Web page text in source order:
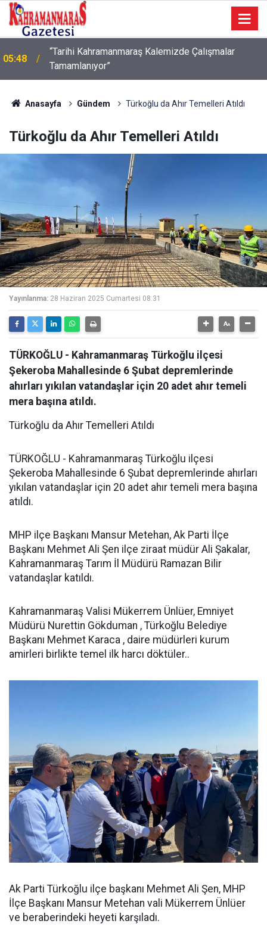
05:42 TDV Gönüllüsü mobil uygulama
Anasayfa Gündem Türkoğlu da Ahır Temelleri Atıldı
Türkoğlu da Ahır Temelleri Atıldı
Yayınlanma: 28 Haziran 2025 Cumartesi 08:31
TÜRKOĞLU - Kahramanmaraş Türkoğlu ilçesi
Şekeroba Mahallesinde 6 Şubat depremlerinde
ahırları yıkılan vatandaşlar için 20 adet ahır temeli
mera başına atıldı.
Türkoğlu da Ahır Temelleri Atıldı
TÜRKOĞLU - Kahramanmaraş Türkoğlu ilçesi
Şekeroba Mahallesinde 6 Şubat depremlerinde ahırları
yıkılan vatandaşlar için 20 adet ahır temeli mera başına
atıldı.
MHP ilçe Başkanı Mansur Metehan, Ak Parti İlçe
Başkanı Mehmet Ali Şen ilçe ziraat müdür Ali Şakalar,
Kahramanmaraş Tarım İl Müdürü Ramazan Bilir
vatandaşlar katıldı.
Kahramanmaraş Valisi Mükerrem Ünlüer, Emniyet
Müdürü Nurettin Gökduman , Türkoğlu Belediye
Başkanı Mehmet Karaca , daire müdürleri kurum
amirleri birlikte temel ilk harcı döktüler..
Ak Parti Türkoğlu ilçe başkanı Mehmet Ali Şen, MHP
İlçe Başkanı Mansur Metehan vali Mükerrem Ünlüer
ve beraberindeki heyeti karşıladı.